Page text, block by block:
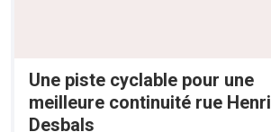
Une piste cyclable pour une
meilleure continuité rue Henri
Desbals